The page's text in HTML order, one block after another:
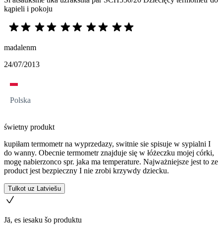
kąpieli i pokoju
madalenm
24/07/2013
Polska
świetny produkt
kupiłam termometr na wyprzedazy, switnie sie spisuje w sypialni I
do wanny. Obecnie termometr znajduje się w łóżeczku mojej córki,
mogę nabierzonco spr. jaka ma temperature. Najważniejsze jest to ze
product jest bezpieczny I nie zrobi krzywdy dziecku.
Tulkot uz Latviešu
Jā, es iesaku šo produktu